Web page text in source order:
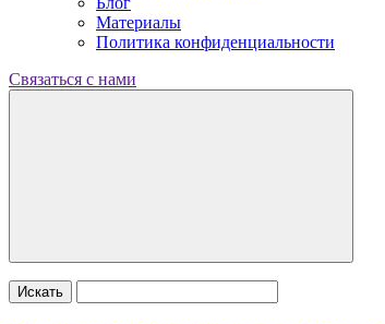
Материалы
Политика конфиденциальности
Связаться с нами
Искать